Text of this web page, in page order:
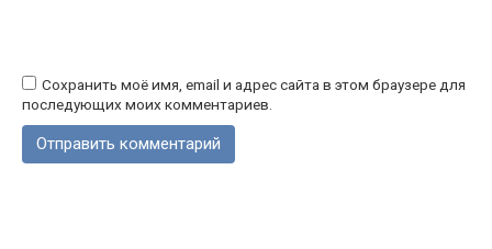
Сохранить моё имя, email и адрес сайта в этом браузере для
последующих моих комментариев.